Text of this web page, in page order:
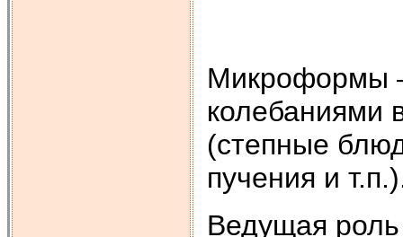
Микроформы
колебаниями
(степные
пучения и
Ведущая